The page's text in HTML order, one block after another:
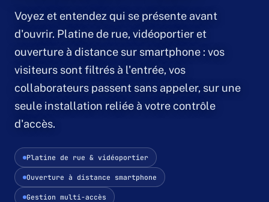
Vidéosurveillance
Caméra magasin & commerce
Contrôle d'accès
Contrôle par badge
Contrôle biométrique
Voyez et entendez qui se présente avant
d'ouvrir. Platine de rue, vidéoportier et
ouverture à distance sur smartphone : vos
visiteurs sont filtrés à l'entrée, vos
collaborateurs passent sans appeler, sur une
seule installation reliée à votre contrôle
d'accès.
Platine de rue & vidéoportier
Ouverture à distance smartphone
Gestion multi-accès